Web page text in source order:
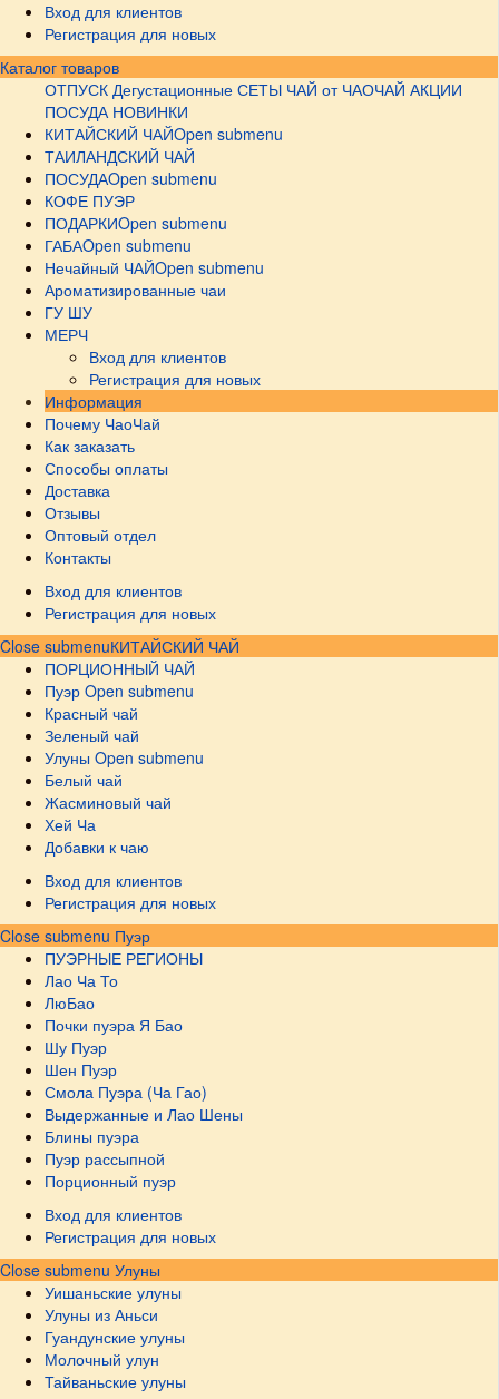
Вход для клиентов
Регистрация для новых
Каталог товаров
ОТПУСК Дегустационные СЕТЫ ЧАЙ от ЧАОЧАЙ АКЦИИ
ПОСУДА НОВИНКИ
КИТАЙСКИЙ ЧАЙOpen submenu
ТАИЛАНДСКИЙ ЧАЙ
ПОСУДАOpen submenu
КОФЕ ПУЭР
ПОДАРКИOpen submenu
ГАБАOpen submenu
Нечайный ЧАЙOpen submenu
Ароматизированные чаи
ГУ ШУ
МЕРЧ
Вход для клиентов
Регистрация для новых
Информация
Почему ЧаоЧай
Как заказать
Способы оплаты
Доставка
Отзывы
Оптовый отдел
Контакты
Вход для клиентов
Регистрация для новых
Close submenuКИТАЙСКИЙ ЧАЙ
ПОРЦИОННЫЙ ЧАЙ
Пуэр Open submenu
Красный чай
Зеленый чай
Улуны Open submenu
Белый чай
Жасминовый чай
Хей Ча
Добавки к чаю
Вход для клиентов
Регистрация для новых
Close submenu Пуэр
ПУЭРНЫЕ РЕГИОНЫ
Лао Ча То
ЛюБао
Почки пуэра Я Бао
Шу Пуэр
Шен Пуэр
Смола Пуэра (Ча Гао)
Выдержанные и Лао Шены
Блины пуэра
Пуэр рассыпной
Порционный пуэр
Вход для клиентов
Регистрация для новых
Close submenu Улуны
Уишаньские улуны
Улуны из Аньси
Гуандунские улуны
Молочный улун
Тайваньские улуны